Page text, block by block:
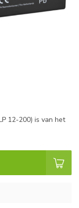
12-200) is van het